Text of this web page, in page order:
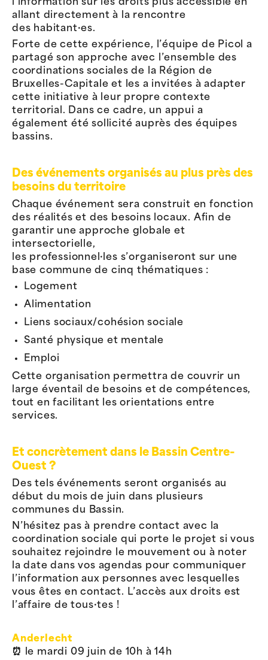
l’information sur les droits plus accessible en
allant directement à la rencontre
des habitant·es.
Forte de cette expérience, l’équipe de Picol a
partagé son approche avec l’ensemble des
coordinations sociales de la Région de
Bruxelles-Capitale et les a invitées à adapter
cette initiative à leur propre contexte
territorial. Dans ce cadre, un appui a
également été sollicité auprès des équipes
bassins.
Des événements organisés au plus près des
besoins du territoire
Chaque événement sera construit en fonction
des réalités et des besoins locaux. Afin de
garantir une approche globale et
intersectorielle,
les professionnel·les s’organiseront sur une
base commune de cinq thématiques :
Logement
Alimentation
Liens sociaux/cohésion sociale
Santé physique et mentale
Emploi
Cette organisation permettra de couvrir un
large éventail de besoins et de compétences,
tout en facilitant les orientations entre
services.
Et concrètement dans le Bassin Centre-
Ouest ?
Des tels événements seront organisés au
début du mois de juin dans plusieurs
communes du Bassin.
N’hésitez pas à prendre contact avec la
coordination sociale qui porte le projet si vous
souhaitez rejoindre le mouvement ou à noter
la date dans vos agendas pour communiquer
l’information aux personnes avec lesquelles
vous êtes en contact. L’accès aux droits est
l’affaire de tous·tes !
Anderlecht
⏰ le mardi 09 juin de 10h à 14h